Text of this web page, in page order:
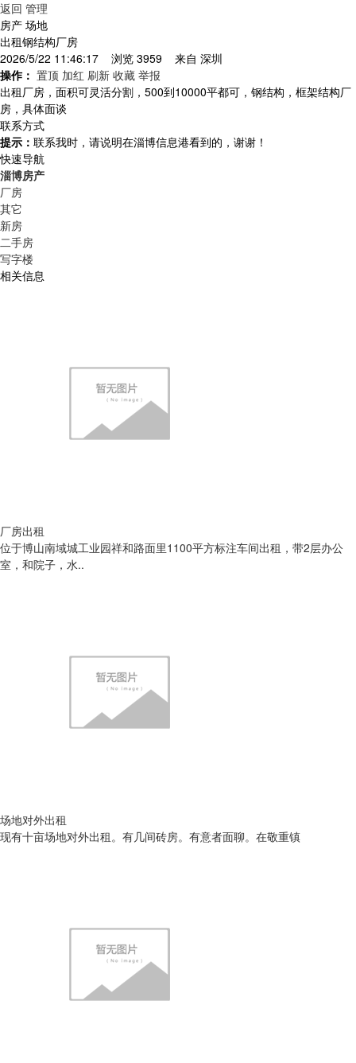
返回 管理
房产 场地
出租钢结构厂房
2026/5/22 11:46:17 浏览 3959 来自 深圳
操作： 置顶 加红 刷新 收藏 举报
出租厂房，面积可灵活分割，500到10000平都可，钢结构，框架结构厂
房，具体面谈
联系方式
提示： 联系我时，请说明在淄博信息港看到的，谢谢！
快速导航
淄博房产
厂房
其它
新房
二手房
写字楼
相关信息
厂房出租
位于博山南域城工业园祥和路面里1100平方标注车间出租，带2层办公
室，和院子，水..
场地对外出租
现有十亩场地对外出租。有几间砖房。有意者面聊。在敬重镇